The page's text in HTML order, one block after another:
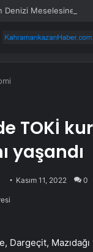
TOKİ
yaşandı
Kasım 11, 2022 0
Dargeçit,